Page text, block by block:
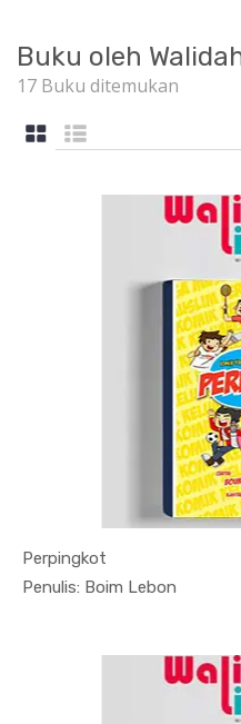
Buku oleh
17 Buku ditemukan
Perpingkot
Penulis: Boim Lebon